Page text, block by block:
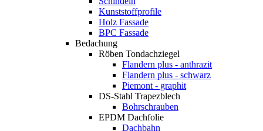
Kunststoffprofile
Holz Fassade
BPC Fassade
Bedachung
Röben Tondachziegel
Flandern plus - anthrazit
Flandern plus - schwarz
Piemont - graphit
DS-Stahl Trapezblech
Bohrschrauben
EPDM Dachfolie
Dachbahn